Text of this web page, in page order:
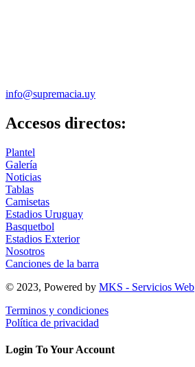
info@supremacia.uy
Accesos directos:
Plantel
Galería
Noticias
Tablas
Camisetas
Estadios Uruguay
Basquetbol
Estadios Exterior
Nosotros
Canciones de la barra
© 2023, Powered by MKS - Servicios Web
Terminos y condiciones
Política de privacidad
Login To Your Account